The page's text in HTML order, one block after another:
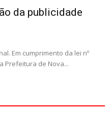
da publicidade
Em cumprimento da lei nº
Prefeitura de Nova...